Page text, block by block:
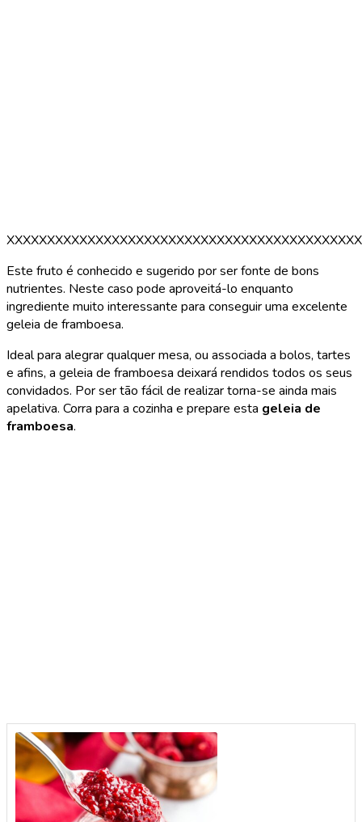
Este fruto é conhecido e sugerido por ser fonte de bons
nutrientes. Neste caso pode aproveitá-lo enquanto
ingrediente muito interessante para conseguir uma excelente
geleia de framboesa.
Ideal para alegrar qualquer mesa, ou associada a bolos, tartes
e afins, a geleia de framboesa deixará rendidos todos os seus
convidados. Por ser tão fácil de realizar torna-se ainda mais
apelativa. Corra para a cozinha e prepare esta geleia de
framboesa.